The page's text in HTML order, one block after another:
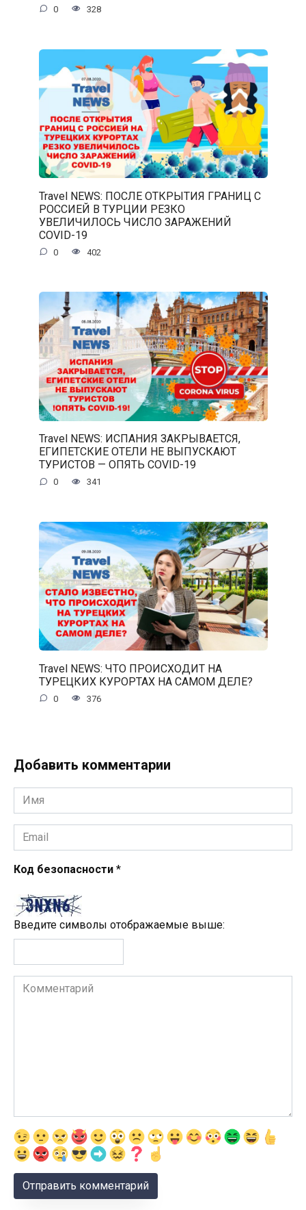
0 328
Travel NEWS: ПОСЛЕ ОТКРЫТИЯ ГРАНИЦ С
РОССИЕЙ В ТУРЦИИ РЕЗКО
УВЕЛИЧИЛОСЬ ЧИСЛО ЗАРАЖЕНИЙ
COVID-19
0 402
Travel NEWS: ИСПАНИЯ ЗАКРЫВАЕТСЯ,
ЕГИПЕТСКИЕ ОТЕЛИ НЕ ВЫПУСКАЮТ
ТУРИСТОВ — ОПЯТЬ COVID-19
0 341
Travel NEWS: ЧТО ПРОИСХОДИТ НА
ТУРЕЦКИХ КУРОРТАХ НА САМОМ ДЕЛЕ?
0 376
Добавить комментарии
Имя
*
Email
*
Код безопасности *
Введите символы отображаемые выше:
Комментарий